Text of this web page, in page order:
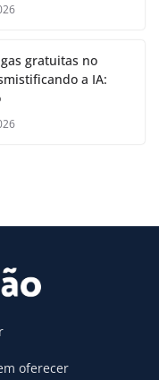
gratuitas no
a IA:
oferecer